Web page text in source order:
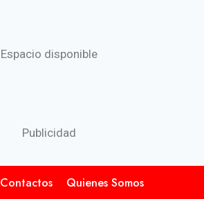
Espacio disponible
Publicidad
Contactos Quienes Somos